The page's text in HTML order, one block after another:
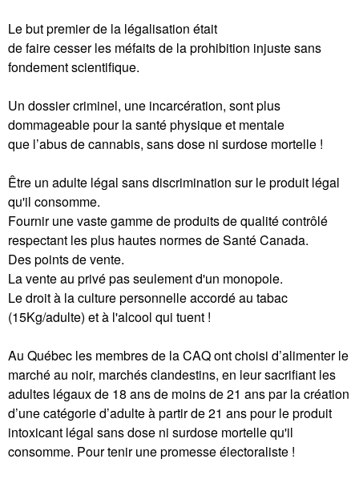
Le but premier de la légalisation était
de faire cesser les méfaits de la prohibition injuste sans
fondement scientifique.
Un dossier criminel, une incarcération, sont plus
dommageable pour la santé physique et mentale
que l’abus de cannabis, sans dose ni surdose mortelle !
Être un adulte légal sans discrimination sur le produit légal
qu'il consomme.
Fournir une vaste gamme de produits de qualité contrôlé
respectant les plus hautes normes de Santé Canada.
Des points de vente.
La vente au privé pas seulement d'un monopole.
Le droit à la culture personnelle accordé au tabac
(15Kg/adulte) et à l'alcool qui tuent !
Au Québec les membres de la CAQ ont choisi d’alimenter le
marché au noir, marchés clandestins, en leur sacrifiant les
adultes légaux de 18 ans de moins de 21 ans par la création
d’une catégorie d’adulte à partir de 21 ans pour le produit
intoxicant légal sans dose ni surdose mortelle qu'il
consomme. Pour tenir une promesse électoraliste !